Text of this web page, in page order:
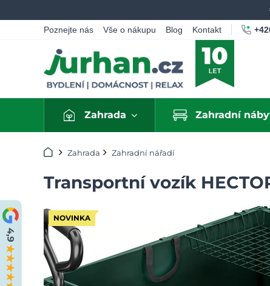
Poznejte nás Vše o nákupu Blog Kontakt
Zahrada Zahradní
Úvod Zahrada Zahradní nářadí
Transportní vozík
NOVINKA